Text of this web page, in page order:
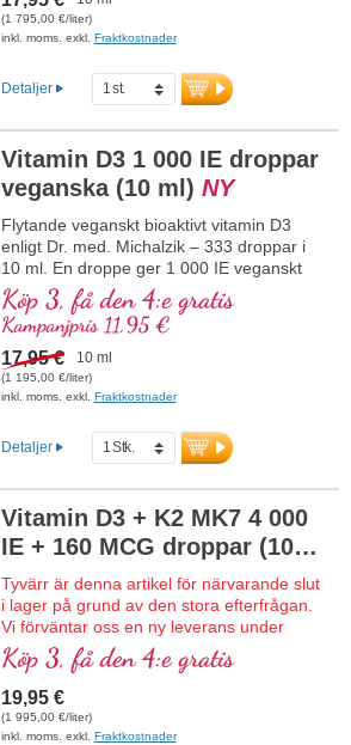
från alger!) i optimal kombination med
särskilt bioaktiv all-trans K2-form, helt
skyddande kokos-MCT-olja odlad utan
pesticider för bättre biotillgänglighet.
normal muskelfunktion samt till
immunsystemets normala funktion.
Tillverkat i Tyskland utan genteknik i egen
kontrollerad produktion som funnits i 25
år, veganskt, utan tillsatser och
laboratorietestat. Utvecklat av läkare.
mer information om vitamin D3 + K2
(1 795,00 €/liter)
inkl. moms. exkl. Fraktkostnader
Detaljer
Vitamin D3 1 000 IE droppar
veganska (10 ml) NY
Flytande veganskt bioaktivt vitamin D3
enligt Dr. med. Michalzik – 333 droppar i
10 ml. En droppe ger 1 000 IE veganskt
vitamin D3. Högsta premiumkvalitet från
högkvalitativa kontrollerade lavar (inte
från alger!) helt växtbaserat 100 %
veganskt. Upplöst i skyddande kokos-
MCT-olja odlad utan pesticider för bättre
biotillgänglighet. Denna optimala
normal benstomme, bidrar till normal
muskelfunktion samt till immunsystemets
utan genteknik i egen kontrollerad
produktion som har funnits i 25 år,
veganskt, utan tillsatser och
mer information om vitamin D3 + K2
Köp 3, få den 4:e gratis
Kampanjpris 11,95 €
17,95 € 10 ml
(1 195,00 €/liter)
inkl. moms. exkl. Fraktkostnader
Detaljer
Vitamin D3 + K2 MK7 4 000
IE + 160 MCG droppar (10
ml)NY
Tyvärr är denna artikel för närvarande slut
i lager på grund av den stora efterfrågan.
Vi förväntar oss en ny leverans under
kalendervecka 34/2026.
Flytande bioaktivt vitamin D3 + K2 MK7
enligt Dr. med. Michalzik – 333 droppar i
10 ml. En droppe ger 4 000 IE vitamin D3
och 160 μg K2 (MK7 all-trans). Högsta
Köp 3, få den 4:e gratis
19,95 €
(1 995,00 €/liter)
inkl. moms. exkl. Fraktkostnader